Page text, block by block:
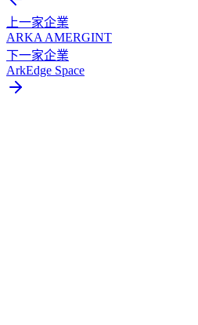
上一家企業
ARKA AMERGINT
下一家企業
ArkEdge Space